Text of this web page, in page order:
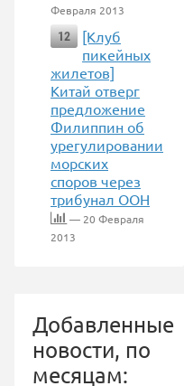
Февраля 2013
12
[Клуб
пикейных
жилетов]
Китай отверг
предложение
Филиппин об
урегулировании
морских
споров через
трибунал ООН
— 20 Февраля
2013
Добавленные
новости, по
месяцам: